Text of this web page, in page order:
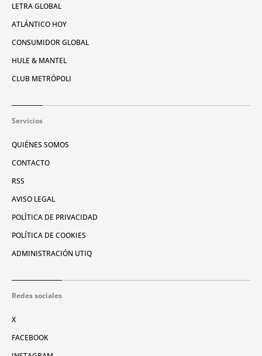
LETRA GLOBAL
ATLÁNTICO HOY
CONSUMIDOR GLOBAL
HULE & MANTEL
CLUB METRÓPOLI
Servicios
QUIÉNES SOMOS
CONTACTO
RSS
AVISO LEGAL
POLÍTICA DE PRIVACIDAD
POLÍTICA DE COOKIES
ADMINISTRACIÓN UTIQ
Redes sociales
X
FACEBOOK